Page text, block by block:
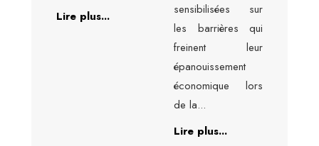
Lire plus...
sensibilisées sur
les barrières qui
freinent leur
épanouissement
économique lors
de la...
Lire plus...